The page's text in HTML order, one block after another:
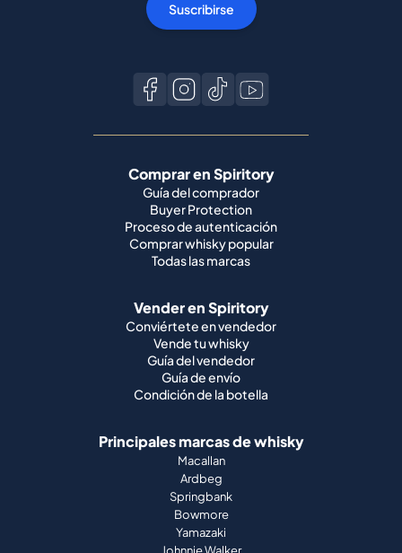
Suscribirse
Comprar en Spiritory
Guía del comprador
Buyer Protection
Proceso de autenticación
Comprar whisky popular
Todas las marcas
Vender en Spiritory
Conviértete en vendedor
Vende tu whisky
Guía del vendedor
Guía de envío
Condición de la botella
Principales marcas de whisky
Macallan
Ardbeg
Springbank
Bowmore
Yamazaki